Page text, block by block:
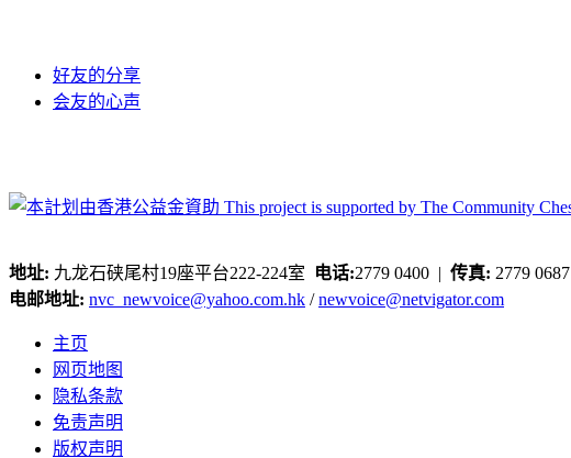
好友的分享
会友的心声
地址: 九龙石硖尾村19座平台222-224室 电话:2779 0400 | 传真: 2779 0687
电邮地址: nvc_newvoice@yahoo.com.hk /newvoice@netvigator.com
主页
网页地图
隐私条款
免责声明
版权声明